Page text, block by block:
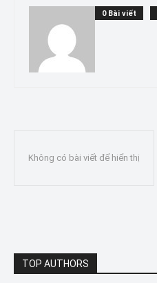
0 Bài viết
Không có bài viết để hiển thị
TOP AUTHORS